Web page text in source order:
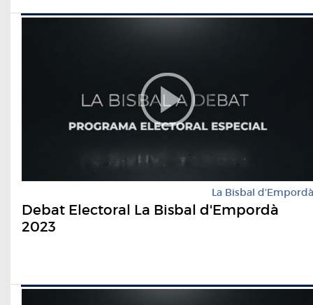
La Bisbal d'Empordà
Debat Electoral La Bisbal d'Empordà
2023